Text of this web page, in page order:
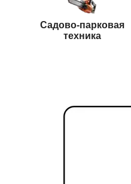
Садово-парковая
техника